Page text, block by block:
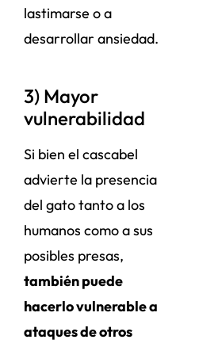
lastimarse o a
desarrollar ansiedad.
3) Mayor
vulnerabilidad
Si bien el cascabel
advierte la presencia
del gato tanto a los
humanos como a sus
posibles presas,
también puede
hacerlo vulnerable a
ataques de otros